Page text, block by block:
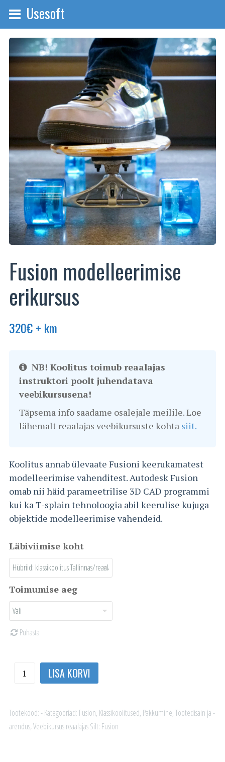
Usesoft
Fusion modelleerimise
erikursus
320€+ km
NB! Koolitus toimub reaalajas
instruktori poolt juhendatava
veebikursusena!
Täpsema info saadame osalejale meilile. Loe
lähemalt reaalajas veebikursuste kohta siit.
Koolitus annab ülevaate Fusioni keerukamatest
modelleerimise vahenditest. Autodesk Fusion
omab nii häid parameetrilise 3D CAD programmi
kui ka T-splain tehnoloogia abil keerulise kujuga
objektide modelleerimise vahendeid.
Läbiviimise koht
Toimumise aeg
Puhasta
Fusion
modelleerimise
kogus
LISA KORVI
Tootekood:-Kategooriad: Fusion, Klassikoolitused, Pakkumine,Tootedisain ja -
arendus,Veebikursus reaalajasSilt: Fusion